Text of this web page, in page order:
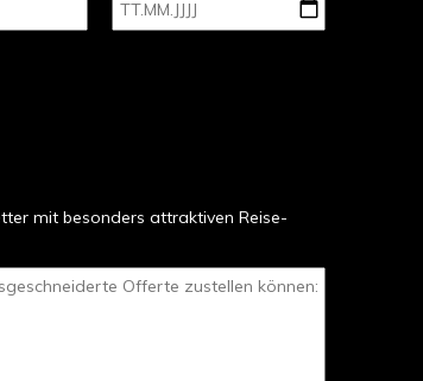
mit besonders attraktiven Reise-